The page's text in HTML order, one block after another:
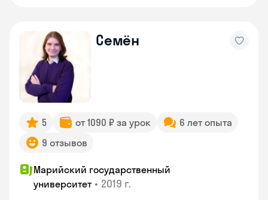
Семён
5 от 1090 ₽ за урок
6 лет опыта
9 отзывов
Марийский государственный
университет • 2019 г.